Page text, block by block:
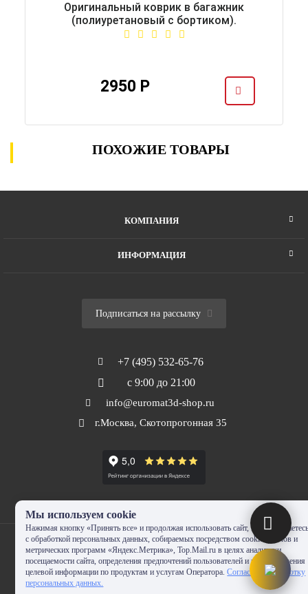
Оригинальный коврик в багажник
(полиуретановый с бортиком).
2950 Р
ПОХОЖИЕ ТОВАРЫ
КОМПАНИЯ
ИНФОРМАЦИЯ
Подписаться на рассылку
+7 (495) 532-65-76
с 9:00 до 21:00
info@euromat3d-shop.ru
г.Москва, Скотопрогонная 35
© 2010-2024 - EUROMAT|3D-SHOP.RU. Все права защищены. Копирование
Мы используем cookie
Нажимая кнопку «Принять все» и продолжая использовать сайт, Вы
с обработкой персональных данных, собираемых посредством cookie-файлов и
метрических программ «Яндекс.Метрика», Top.Mail.ru в целях аналитики
посещаемости сайта, определения предпочтений пользователей и предоставления
целевой информации по продуктам и услугам Оператора.Согласие на обработку
персональных данных.